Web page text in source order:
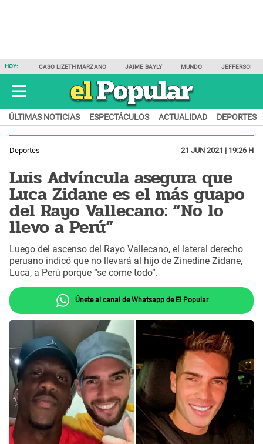
HOY: CASO LIZETH MARZANO JAIME BAYLY MUNDO JEFFERSON
ÚLTIMAS NOTICIAS ESPECTÁCULOS ACTUALIDAD DEPORTES
Deportes 21 JUN 2021 | 19:26 H
Luis Advíncula asegura que
Luca Zidane es el más guapo
del Rayo Vallecano: “No lo
llevo a Perú”
Luego del ascenso del Rayo Vallecano, el lateral derecho
peruano indicó que no llevará al hijo de Zinedine Zidane,
Luca, a Perú porque “se come todo”.
Únete al canal de Whatsapp de El Popular